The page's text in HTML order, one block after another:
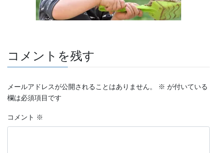
コメントを残す
メールアドレスが公開されることはありません。 ※ が付いている
欄は必須項目です
コメント ※